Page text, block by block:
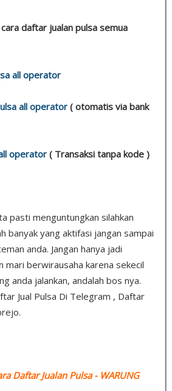
daftar jualan pulsa semua
all operator
all operator ( otomatis via bank
operator ( Transaksi tanpa kode )
pasti menguntungkan silahkan
banyak yang aktifasi jangan sampai
anda. Jangan hanya jadi
mari berwirausaha karena sekecil
anda jalankan, andalah bos nya.
Jual Pulsa Di Telegram , Daftar
Daftar Jualan Pulsa- WARUNG